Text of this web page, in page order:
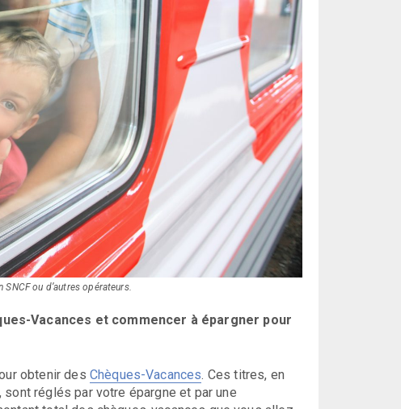
ou d’autres opérateurs.
Vacances et commencer à épargner pour
obtenir des Chèques-Vacances. Ces titres, en
sont réglés par votre épargne et par une